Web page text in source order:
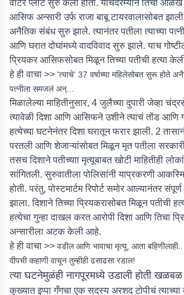
वॉटर प्लांट सुरु केला होता. याचदरम्यान तिची
आसिफ अन्सारी उर्फ राजा बाबू टायरवालासोबत झाली
अनैतिक संबंध सुरु झाले. त्यानंतर पतीला त्याच्या
आणि घरात दोघांमध्ये वादविवाद सुरु झाले. याच
प्रियकर आसिफसोबत मिळून तिच्या पतीची हत्या
हे ही वाचा >> 'त्याचे' 37 वर्षाच्या महिलेसोबत सुरू होते
पत्नीला समजलं अन्...
मिळालेल्या माहितीनुसार, 4 जुलैच्या दुपारी जेव्हा
त्यावेळी दिशा आणि आसिफने उशीने त्याचं तोंड आणि
हत्येच्या घटनेनंतर दिशा घरातून फरार झाली. 2
परतली आणि शेजाऱ्यांसोबत मिळून मृत पतीला
तसच दिशाने पतीच्याा मृत्यूबाबत खोटी माहितीही
सांगितली. सुरुवातीला पोलिसांनी याप्रकरणी
होती. परंतु, पोस्टमार्टम रिपोर्ट समोर आल्यानंतर
झाला. दिशाने तिच्या प्रियकरासोबत मिळून पतीची
हत्येचा गुन्हा दाखल करत आरोपी दिशा आणि तिचा
अन्सारीला अटक केली आहे.
हे ही वाचा >> वडील आणि भावाचा मृत्यू, आता
दीपची कहाणी वाचून तुम्हीही ढसाढसा रडाल!
त्या घटनेमुळंही नागपूरमध्ये उडाली होती खळबळ
कुख्यात इप्पा गँगचा एक सदस्य अरशद टोपीचं त्याच्या